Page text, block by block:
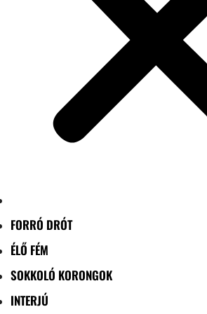
FORRÓ DRÓT
ÉLŐ FÉM
SOKKOLÓ KORONGOK
INTERJÚ